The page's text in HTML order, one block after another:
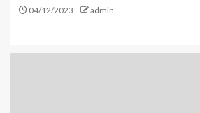
04/12/2023 admin